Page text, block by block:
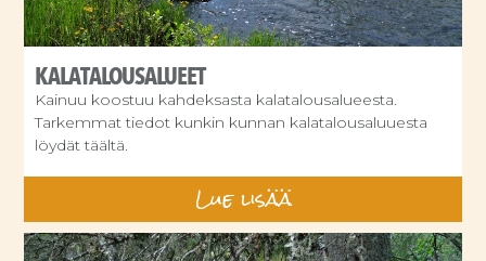
KALATALOUSALUEET
Kainuu koostuu kahdeksasta kalatalousalueesta.
Tarkemmat tiedot kunkin kunnan kalatalousaluuesta
löydät täältä.
Lue lisää